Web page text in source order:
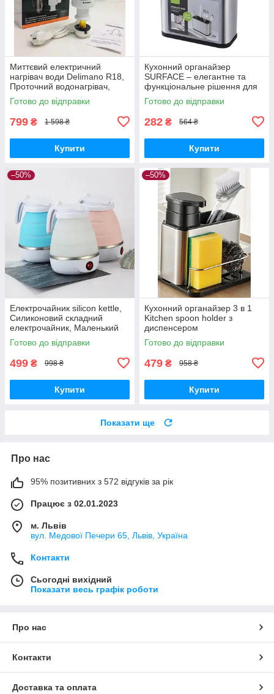
Миттєвий електричний
нагрівач води Delimano R18,
Проточний водонагрівач,
Змішувач з підігрівом
Готово до відправки
799 ₴ 1 598 ₴
Купити
Кухонний органайзер
SURFACE – елегантне та
функціональне рішення для
зберігання столових приборів
Готово до відправки
282 ₴ 564 ₴
Купити
–50%
Електрочайник silicon kettle,
Силиконовий складний
електрочайник, Маленький
електрочайник, Портативний
чайник
Готово до відправки
499 ₴ 998 ₴
Купити
–50%
Кухонний органайзер 3 в 1
Kitchen spoon holder з
диспенсером
Готово до відправки
479 ₴ 958 ₴
Купити
Показати ще
Про нас
95% позитивних з 572 відгуків за рік
Працює з 02.01.2023
м. Львів
вул. Медової Печери 65, Львів, Україна
Контакти
Сьогодні вихідний
Показати весь графік роботи
Про нас
Контакти
Доставка та оплата